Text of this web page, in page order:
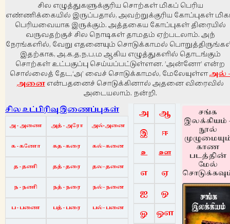
சில எழுத்துகளுக்குரிய சொற்கள் மிகப் பெரிய
எண்ணிக்கையில் இருப்பதால், அவற்றுக்குரிய கோப்புகள்
பெரியவையாக இருக்கும். அத்தகைய கோப்புகள் திரையில்
வருவதற்குச் சில நொடிகள் தாமதம் ஏற்படலாம். அந்
நேரங்களில், வேறு எதனையும் சொடுக்காமல்
இதற்காக, அ,க,த,ந,ப,ம ஆகிய எழுத்துகளில் தொடங்கும்
சொற்கள் உட்பகுப்பு செய்யப்பட்டுள்ளன. ’அன்னோ’ என்ற
சொல்லைத் தேட,‘அ’ வைச் சொடுக்காமல், மேலேயுள்ளஅல் -
அனைஎன்பதனைச் சொடுக்கினால் அதனை விரைவில்
அடையலாம். நன்றி.
சில உட்பிரிவு இணைப்புகள்
அ - அணை அத் - அரோ அல்-அனை
க - கணோ கத - கரை கல் - கனை
த - தணி தத் - தரை தல - தனை
ந - நணி நத் - நரை நல் - நனை
ப - பணை பத் - பரை பல் - பனை
அ
ஆ
இ
ஈ
உ
ஊ
எ
ஏ
ஐ
ஒ
ஓ
ஔ
சங்க
இலக்கியம்
நூல்
காண
படத்தின்
மேல்